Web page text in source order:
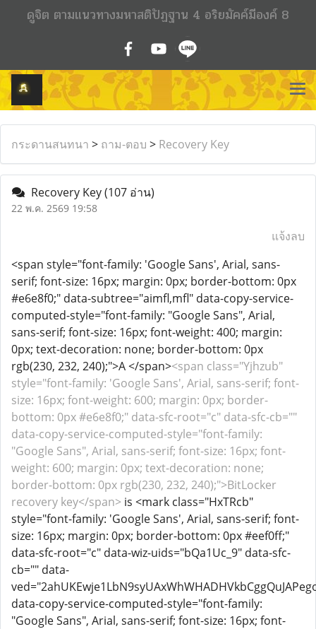
ดูจิต ตามแนวทางมหาสติปัฏฐาน 4 อริยมัคค์มีองค์ 8
กระดานสนทนา > ถาม-ตอบ > Recovery Key
Recovery Key(107 อ่าน)
22 พ.ค. 2569 19:58
แจ้งลบ
<span style="font-family: 'Google Sans', Arial, sans-
serif; font-size: 16px; margin: 0px; border-bottom: 0px
#e6e8f0;" data-subtree="aimfl,mfl" data-copy-service-
computed-style="font-family: "Google Sans", Arial,
sans-serif; font-size: 16px; font-weight: 400; margin:
0px; text-decoration: none; border-bottom: 0px
rgb(230, 232, 240);">A </span><span class="Yjhzub"
style="font-family: 'Google Sans', Arial, sans-serif; font-
size: 16px; font-weight: 600; margin: 0px; border-
bottom: 0px #e6e8f0;" data-sfc-root="c" data-sfc-cb=""
data-copy-service-computed-style="font-family:
"Google Sans", Arial, sans-serif; font-size: 16px; font-
weight: 600; margin: 0px; text-decoration: none;
border-bottom: 0px rgb(230, 232, 240);">BitLocker
recovery key</span> is <mark class="HxTRcb"
style="font-family: 'Google Sans', Arial, sans-serif; font-
size: 16px; margin: 0px; border-bottom: 0px #eef0ff;"
data-sfc-root="c" data-wiz-uids="bQa1Uc_9" data-sfc-
cb="" data-
data-copy-service-computed-style="font-family:
"Google Sans", Arial, sans-serif; font-size: 16px; font-